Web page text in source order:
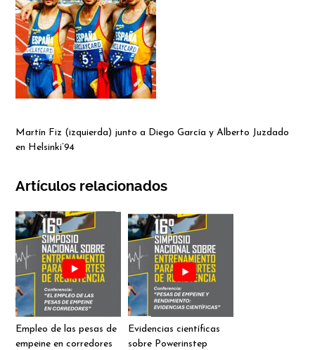
Martín Fiz (izquierda) junto a Diego García y Alberto Juzdado
en Helsinki’94
Artículos relacionados
Empleo de las pesas de
empeine en corredores
Evidencias científicas
sobre Powerinstep